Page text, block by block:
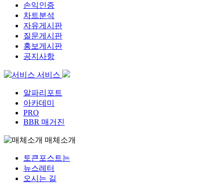
손익인증
차트분석
자유게시판
질문게시판
홍보게시판
공지사항
서비스
알파리포트
아카데미
PRO
BBR 매거진
매체소개
토큰포스트는
뉴스레터
오시는 길